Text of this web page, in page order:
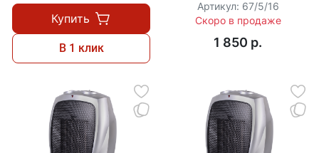
Купить
В 1 клик
Артикул: 67/5/16
Скоро в продаже
1 850 p.